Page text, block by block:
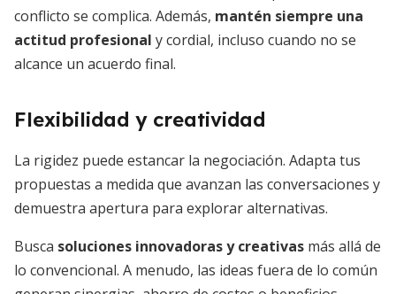
conflicto se complica. Además, mantén siempre una
actitud profesional y cordial, incluso cuando no se
alcance un acuerdo final.
Flexibilidad y creatividad
La rigidez puede estancar la negociación. Adapta tus
propuestas a medida que avanzan las conversaciones y
demuestra apertura para explorar alternativas.
Busca soluciones innovadoras y creativas más allá de
lo convencional. A menudo, las ideas fuera de lo común